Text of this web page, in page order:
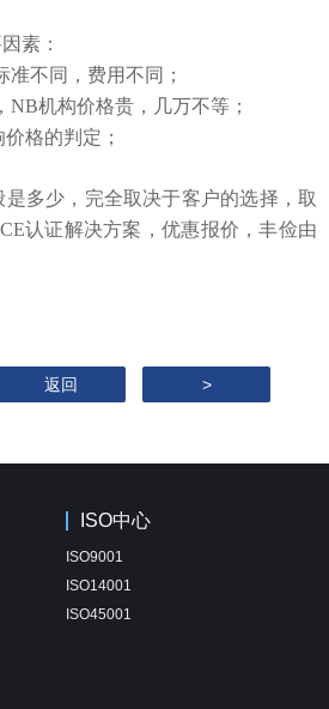
素：
准不同，费用不同；
NB机构价格贵，几万不等；
格的判定；
是多少，完全取决于客户的选择，取
CE认证解决方案，优惠报价，丰俭由
返回 >
ISO中心
ISO9001
ISO14001
ISO45001